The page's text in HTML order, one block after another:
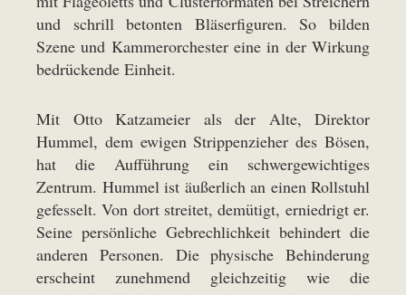
und schrill betonten Bläserfiguren. So bilden
Szene und Kammerorchester eine in der Wirkung
bedrückende Einheit.
Mit Otto Katzameier als der Alte, Direktor
Hummel, dem ewigen Strippenzieher des Bösen,
hat die Aufführung ein schwergewichtiges
Zentrum. Hummel ist äußerlich an einen Rollstuhl
gefesselt. Von dort streitet, demütigt, erniedrigt er.
Seine persönliche Gebrechlichkeit behindert die
anderen Personen. Die physische Behinderung
erscheint zunehmend gleichzeitig wie die